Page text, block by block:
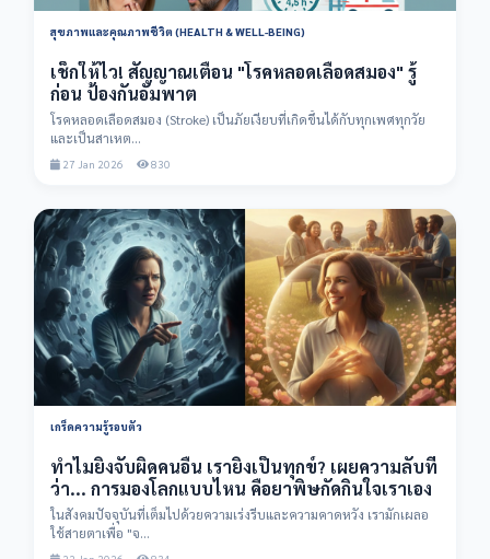
สุขภาพและคุณภาพชีวิต (HEALTH & WELL-BEING)
เช็กให้ไว! สัญญาณเตือน "โรคหลอดเลือดสมอง" รู้
ก่อน ป้องกันอัมพาต
โรคหลอดเลือดสมอง (Stroke) เป็นภัยเงียบที่เกิดขึ้นได้กับทุกเพศทุกวัย
และเป็นสาเหต...
27 Jan 2026 830
เกร็ดความรู้รอบตัว
ทำไมยิ่งจับผิดคนอื่น เรายิ่งเป็นทุกข์? เผยความลับที่
ว่า... การมองโลกแบบไหน คือยาพิษกัดกินใจเราเอง
ในสังคมปัจจุบันที่เต็มไปด้วยความเร่งรีบและความคาดหวัง เรามักเผลอ
ใช้สายตาเพื่อ "จ...